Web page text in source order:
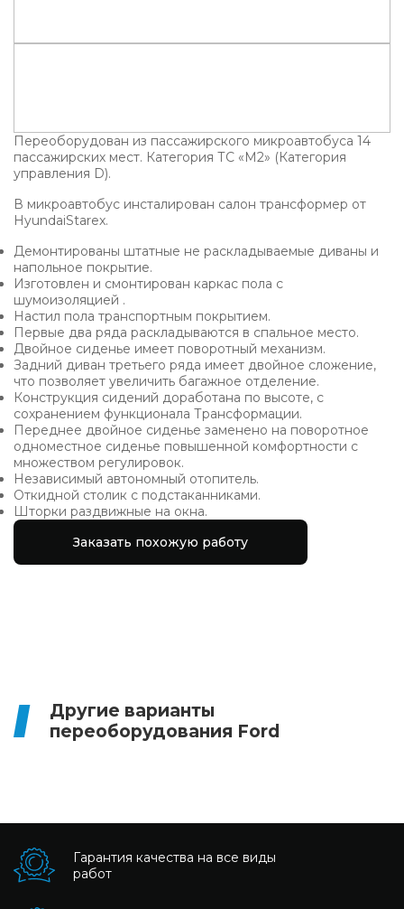
Переоборудован из пассажирского микроавтобуса 14
пассажирских мест. Категория ТС «M2» (Категория
управления D).
В микроавтобус инсталирован салон трансформер от
HyundaiStarex.
Демонтированы штатные не раскладываемые диваны и
напольное покрытие.
Изготовлен и смонтирован каркас пола с
шумоизоляцией .
Настил пола транспортным покрытием.
Первые два ряда раскладываются в спальное место.
Двойное сиденье имеет поворотный механизм.
Задний диван третьего ряда имеет двойное сложение,
что позволяет увеличить багажное отделение.
Конструкция сидений доработана по высоте, с
сохранением функционала Трансформации.
Переднее двойное сиденье заменено на поворотное
одноместное сиденье повышенной комфортности с
множеством регулировок.
Независимый автономный отопитель.
Откидной столик с подстаканниками.
Шторки раздвижные на окна.
Заказать похожую работу
Другие варианты
переоборудования Ford
Гарантия качества на все виды
работ